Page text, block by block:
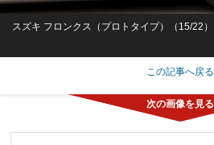
スズキ フロンクス（プロトタイプ）（15/22）
この記事へ戻る